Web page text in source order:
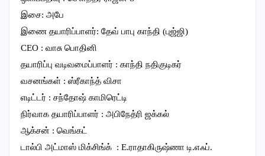
இசை: அபே
இணை தயாரிப்பாளர்: தேவ் பாபு காந்தி (புஜ்ஜி)
CEO : வாசு பொதினி
தயாரிப்பு வடிவமைப்பாளர் : காந்தி நதிகுடிகர்
வசனங்கள் : ஸ்ரீகாந்த் விசா
எடிட்டர் : சந்தோஷ் காமிரெட்டி
நிர்வாக தயாரிப்பாளர் : அபிநேத்ரி ஜக்கல்
ஆக்சன் : வெங்கட்
டால்பி அட்மாஸ் மிக்சிங்க் : E.ராதாகிருஷ்ணா டி.எஃப்.